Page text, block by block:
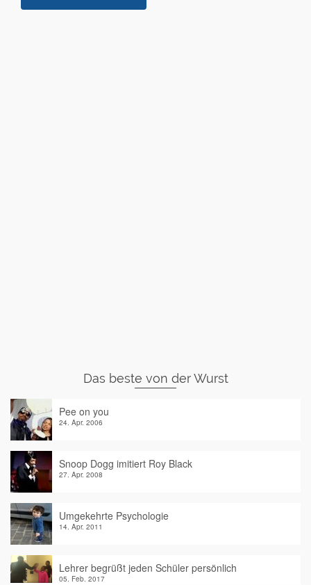
Das beste von der Wurst
Pee on you
24. Apr. 2006
Snoop Dogg imitiert Roy Black
27. Apr. 2008
Umgekehrte Psychologie
14. Apr. 2011
Lehrer begrüßt jeden Schüler persönlich
05. Feb. 2017